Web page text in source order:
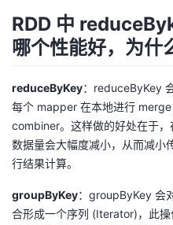
RDD 中
哪个性能好，为什
reduceByKey：reduceByKey
每个 mapper 在本地进行
combiner。这样做的好处在于
数据量会大幅度减小，从而减小
行结果计算。
groupByKey：groupByKey 会
合形成一个序列 (Iterator)，此